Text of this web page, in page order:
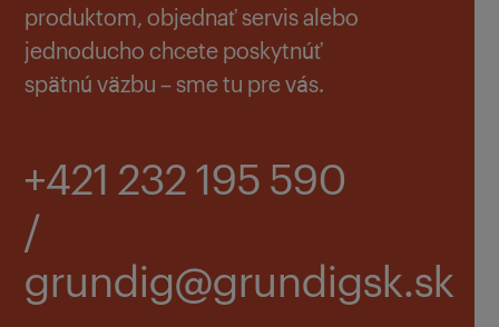
produktom, objednať servis alebo
jednoducho chcete poskytnúť
spätnú väzbu – sme tu pre vás.
+421 232 195 590
/
grundig@grundigsk.sk